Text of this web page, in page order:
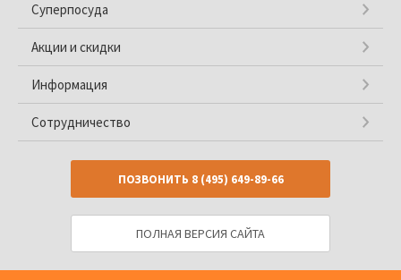
Суперпосуда
Акции и скидки
Информация
Сотрудничество
ПОЗВОНИТЬ 8 (495) 649-89-66
ПОЛНАЯ ВЕРСИЯ САЙТА